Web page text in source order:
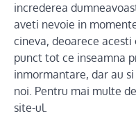
increderea
aveti nevoie in
cineva, deoarece
punct tot ce inseamna
inmormantare, dar au
noi. Pentru mai multe
site-ul.